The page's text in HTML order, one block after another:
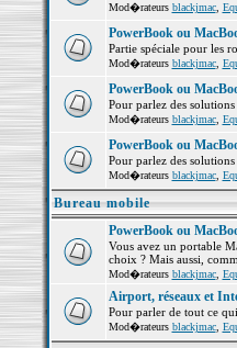
Mod�rateurs blackjmac,
PowerBook ou
Partie spéciale pour les
Mod�rateurs blackjmac,
PowerBook ou
Pour parlez des
Mod�rateurs blackjmac,
PowerBook ou
Pour parlez des
Mod�rateurs blackjmac,
Bureau mobile
PowerBook ou
Vous avez un portable
choix ? Mais aussi,
Mod�rateurs blackjmac,
Airport, réseaux et
Pour parler de tout ce
Mod�rateurs blackjmac,